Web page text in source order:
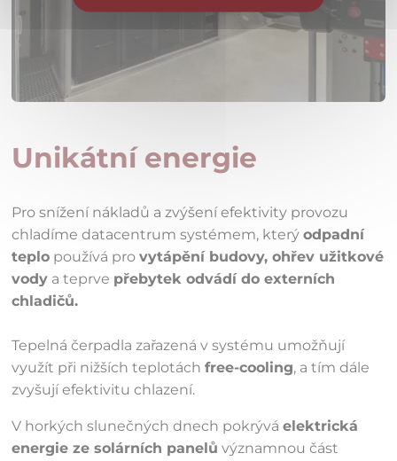
Unikátní energie
Pro snížení nákladů a zvýšení efektivity provozu
chladíme datacentrum systémem, kterýodpadní
teplo používá provytápění budovy, ohřev užitkové
vody a teprve přebytek odvádí do externích
chladičů.
Tepelná čerpadla zařazená v systému umožňují
využít při nižších teplotáchfree-cooling, a tím dále
zvyšují efektivitu chlazení.
V horkých slunečných dnech pokrýváelektrická
energie ze solárních panelů významnou část